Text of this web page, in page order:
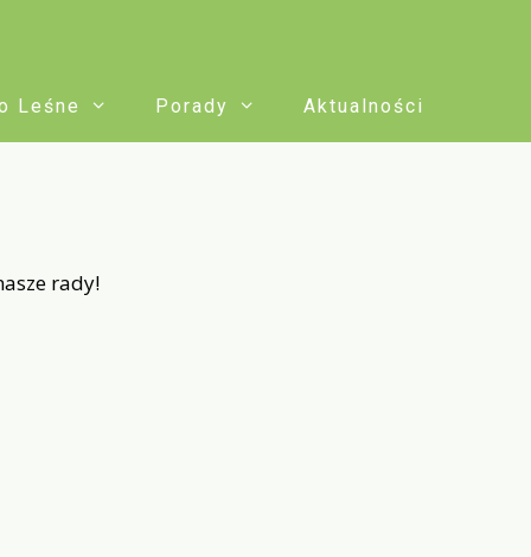
Leśne Porady Aktualności
rady!